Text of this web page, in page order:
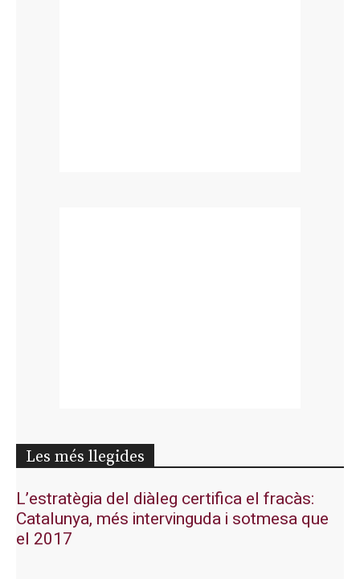
Les més llegides
L’estratègia del diàleg certifica el fracàs:
Catalunya, més intervinguda i sotmesa que
el 2017